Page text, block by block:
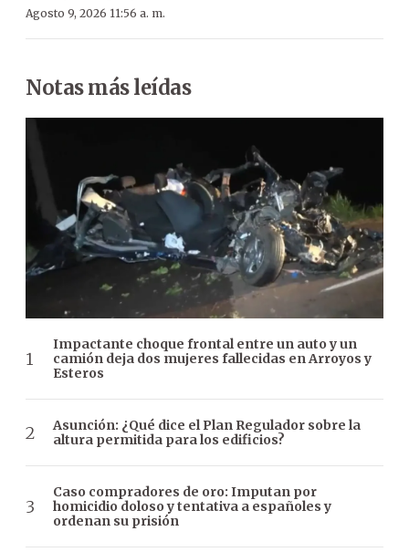
Agosto 9, 2026 11:56 a. m.
Notas más leídas
Impactante choque frontal entre un auto y un
camión deja dos mujeres fallecidas en Arroyos y
Esteros
Asunción: ¿Qué dice el Plan Regulador sobre la
altura permitida para los edificios?
Caso compradores de oro: Imputan por
homicidio doloso y tentativa a españoles y
ordenan su prisión